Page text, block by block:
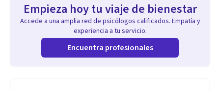
Empieza hoy tu viaje de bienestar
Accede a una amplia red de psicólogos calificados. Empatía y
experiencia a tu servicio.
Encuentra profesionales